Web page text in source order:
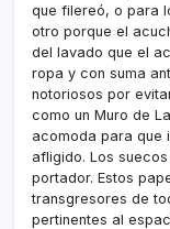
que filereó, o para
otro porque el
del lavado que el
ropa y con suma
notoriosos por
como un Muro de
acomoda para que
afligido. Los
portador. Estos
transgresores de
pertinentes al